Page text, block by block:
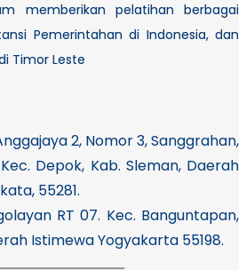
memberikan pelatihan berbagai
Pemerintahan di Indonesia, dan
Timor Leste
2, Nomor 3, Sanggrahan,
Depok, Kab. Sleman, Daerah
55281.
RT 07. Kec. Banguntapan,
Istimewa Yogyakarta 55198.